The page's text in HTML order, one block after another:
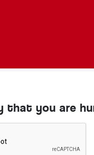
that you are